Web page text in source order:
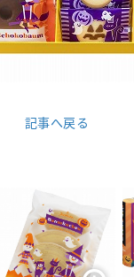
記事へ戻る